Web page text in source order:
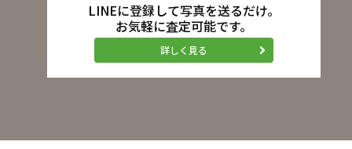
LINEに登録して写真を送るだけ。
お気軽に査定可能です。
詳しく見る